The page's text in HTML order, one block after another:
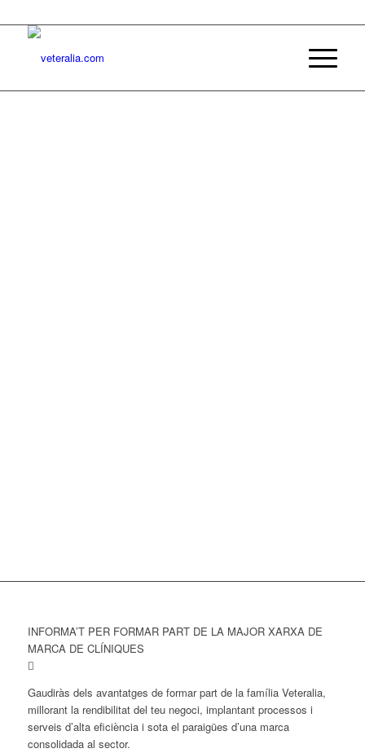
INFORMA’T PER FORMAR PART DE LA MAJOR XARXA DE
MARCA DE CLÍNIQUES
Gaudiràs dels avantatges de formar part de la família Veteralia,
millorant la rendibilitat del teu negoci, implantant processos i
serveis d’alta eficiència i sota el paraigües d’una marca
consolidada al sector.